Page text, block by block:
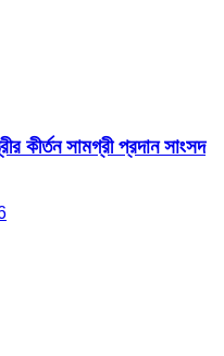
কীর্তন সামগ্রী প্রদান সাংসদ